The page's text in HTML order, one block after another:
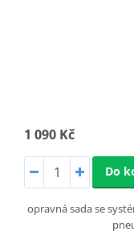
1 090 Kč
Do
opravná sada se